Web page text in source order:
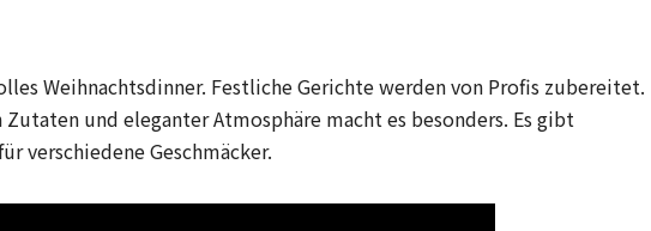
Weihnachtsdinner. Festliche Gerichte werden von Profis zubereitet.
Zutaten und eleganter Atmosphäre macht es besonders. Es gibt
verschiedene Geschmäcker.